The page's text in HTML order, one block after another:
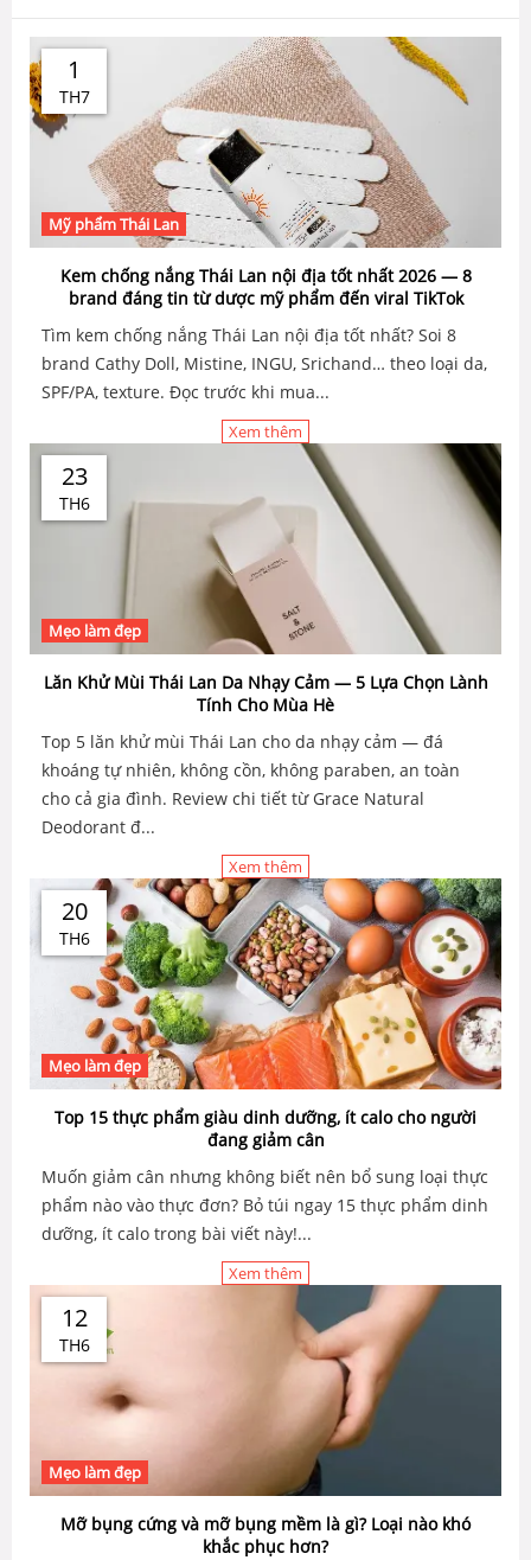
1
TH7
Mỹ phẩm Thái Lan
Kem chống nắng Thái Lan nội địa tốt nhất 2026 — 8
brand đáng tin từ dược mỹ phẩm đến viral TikTok
Tìm kem chống nắng Thái Lan nội địa tốt nhất? Soi 8
brand Cathy Doll, Mistine, INGU, Srichand… theo loại da,
SPF/PA, texture. Đọc trước khi mua...
Xem thêm
23
TH6
Mẹo làm đẹp
Lăn Khử Mùi Thái Lan Da Nhạy Cảm — 5 Lựa Chọn Lành
Tính Cho Mùa Hè
Top 5 lăn khử mùi Thái Lan cho da nhạy cảm — đá
khoáng tự nhiên, không cồn, không paraben, an toàn
cho cả gia đình. Review chi tiết từ Grace Natural
Deodorant đ...
Xem thêm
20
TH6
Mẹo làm đẹp
Top 15 thực phẩm giàu dinh dưỡng, ít calo cho người
đang giảm cân
Muốn giảm cân nhưng không biết nên bổ sung loại thực
phẩm nào vào thực đơn? Bỏ túi ngay 15 thực phẩm dinh
dưỡng, ít calo trong bài viết này!...
Xem thêm
12
TH6
Mẹo làm đẹp
Mỡ bụng cứng và mỡ bụng mềm là gì? Loại nào khó
khắc phục hơn?